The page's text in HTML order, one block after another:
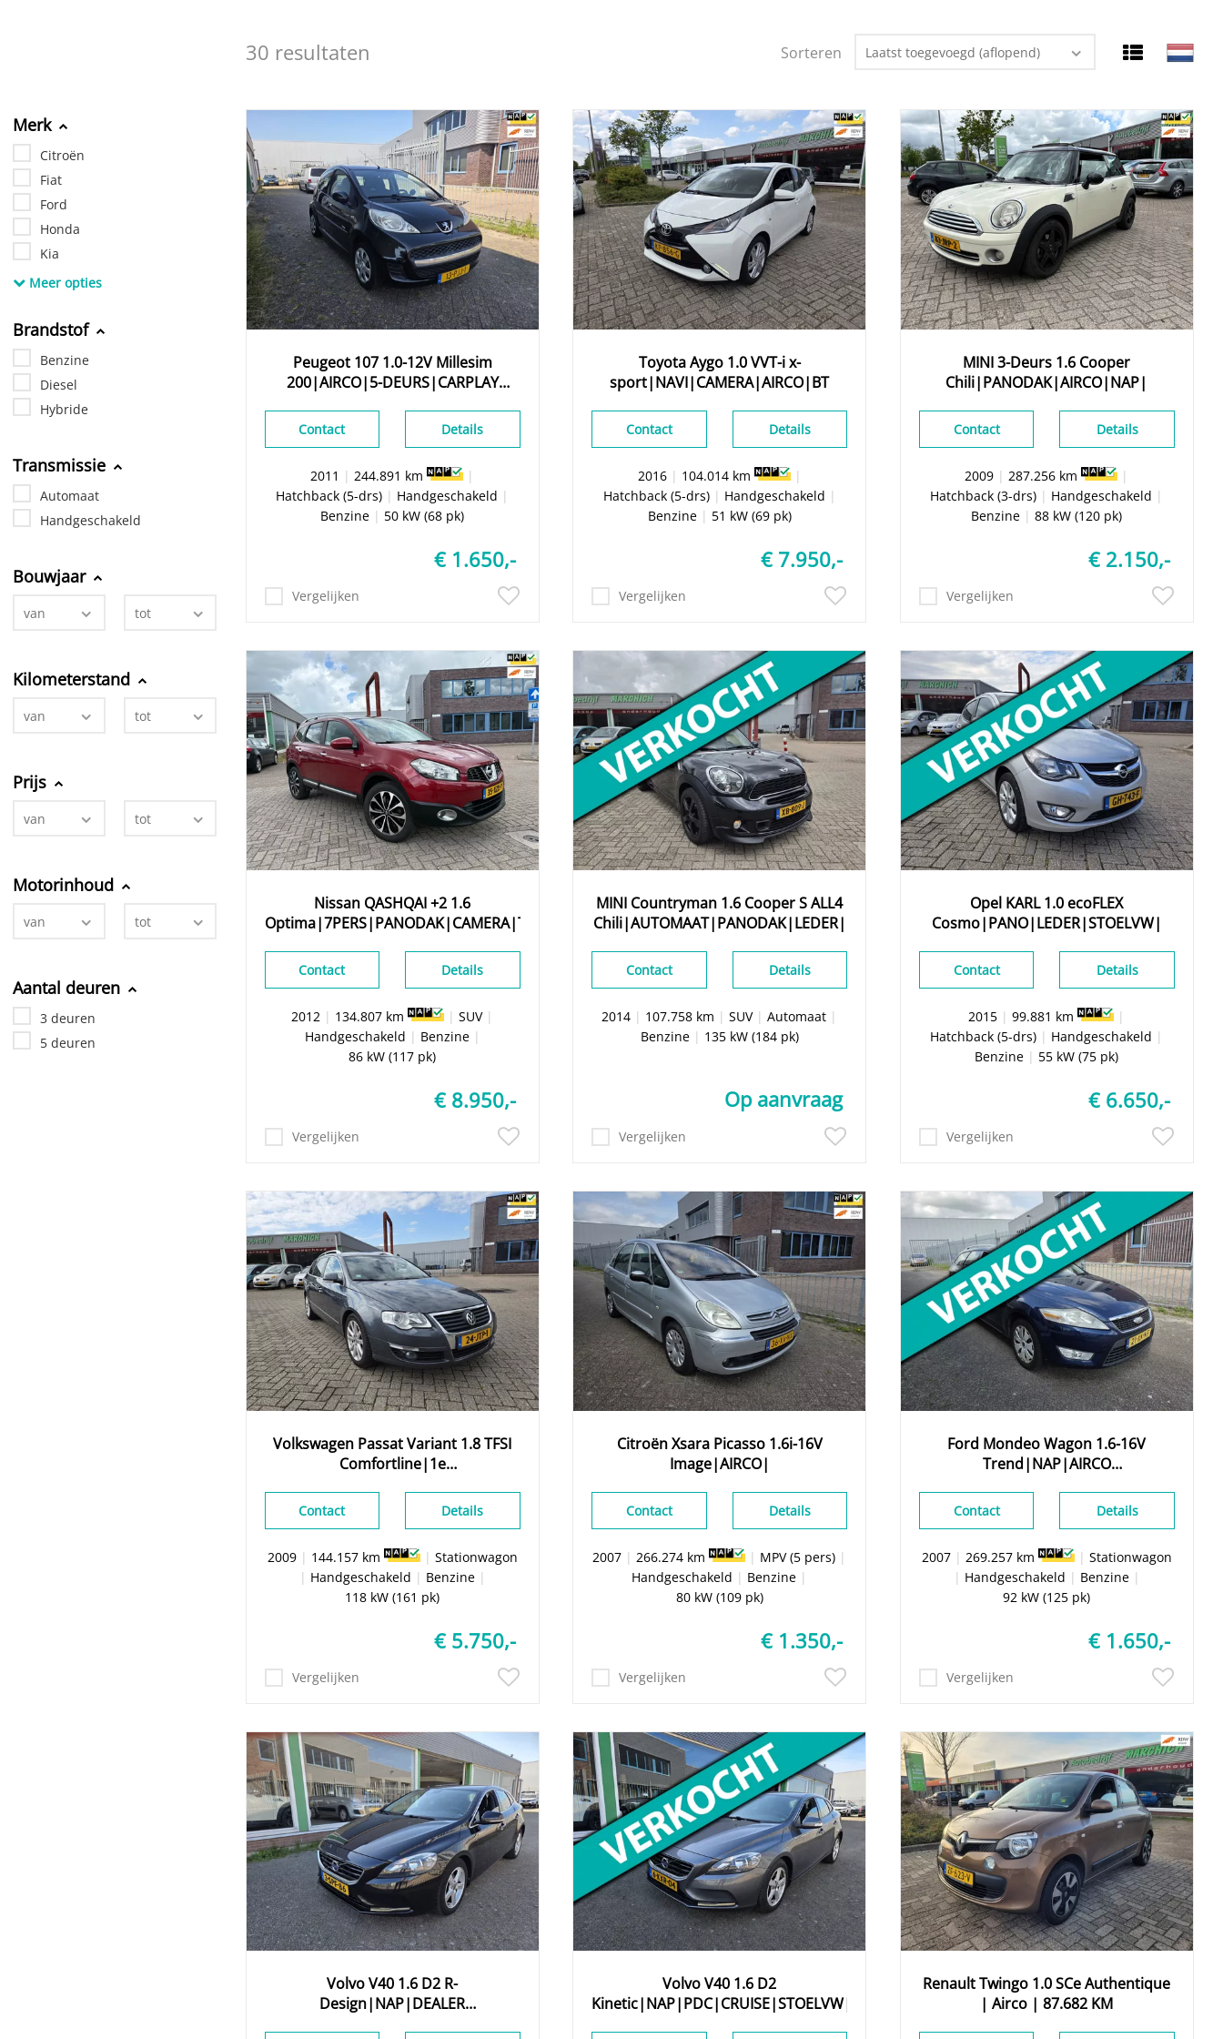
Merk
Citroën
Fiat
Ford
Honda
Kia
Meer opties
Brandstof
Benzine
Diesel
Hybride
Transmissie
Automaat
Handgeschakeld
Bouwjaar
van tot
Kilometerstand
van tot
Prijs
van tot
Motorinhoud
van tot
Aantal deuren
3 deuren
5 deuren
30 resultaten Sorteren Laatst toegevoegd (aflopend)
Peugeot 107 1.0-12V Millesim
200|AIRCO|5-DEURS|CARPLAY
Details
Contact
2011 |244.891 km
|
Hatchback (5-drs) | Handgeschakeld |
Benzine | 50 kW (68 pk)
€ 1.650,-
Vergelijken
ToyotaAygo 1.0 VVT-i x-
sport|NAVI|CAMERA|AIRCO|BT
Details
Contact
2016| 104.014 km
|
Hatchback (5-drs)| Handgeschakeld |
Benzine| 51 kW (69 pk)
€ 7.950,-
Vergelijken
MINI3-Deurs 1.6 Cooper
Chili|PANODAK|AIRCO|NAP|
Details
Contact
2009 |287.256 km
|
Hatchback (3-drs) | Handgeschakeld |
Benzine |88 kW (120 pk)
€ 2.150,-
Vergelijken
Nissan QASHQAI+2 1.6
Optima|7PERS|PANODAK|CAMERA|TREKHAAK|
Details
Contact
2012 | 134.807 km |SUV|
Handgeschakeld | Benzine|
86 kW (117 pk)
€ 8.950,-
Vergelijken
MINI Countryman 1.6 Cooper S ALL4
Chili|AUTOMAAT|PANODAK|LEDER|
Details
Contact
2014 | 107.758 km |SUV|Automaat |
Benzine| 135 kW (184 pk)
Op aanvraag
Vergelijken
Opel KARL 1.0 ecoFLEX
Cosmo|PANO|LEDER|STOELVW|
Details
Contact
2015 |99.881 km
|
Hatchback (5-drs) | Handgeschakeld |
Benzine | 55 kW (75 pk)
€ 6.650,-
Vergelijken
Volkswagen PassatVariant 1.8 TFSI
Comfortline|1e
Details
Contact
2009| 144.157 km | Stationwagon
| Handgeschakeld | Benzine|
118 kW (161 pk)
€ 5.750,-
Vergelijken
CitroënXsara Picasso 1.6i-16V
Image|AIRCO|
Details
Contact
2007 | 266.274 km | MPV (5 pers) |
Handgeschakeld | Benzine |
80 kW (109 pk)
€ 1.350,-
Vergelijken
Ford MondeoWagon 1.6-16V
Trend|NAP|AIRCO
Details
Contact
2007| 269.257 km | Stationwagon
| Handgeschakeld | Benzine|
92 kW (125 pk)
€ 1.650,-
Vergelijken
VolvoV40 1.6 D2 R-
Design|NAP|DEALER
VolvoV40 1.6 D2
Kinetic|NAP|PDC|CRUISE|STOELVW|
RenaultTwingo 1.0 SCe Authentique
| Airco | 87.682 KM